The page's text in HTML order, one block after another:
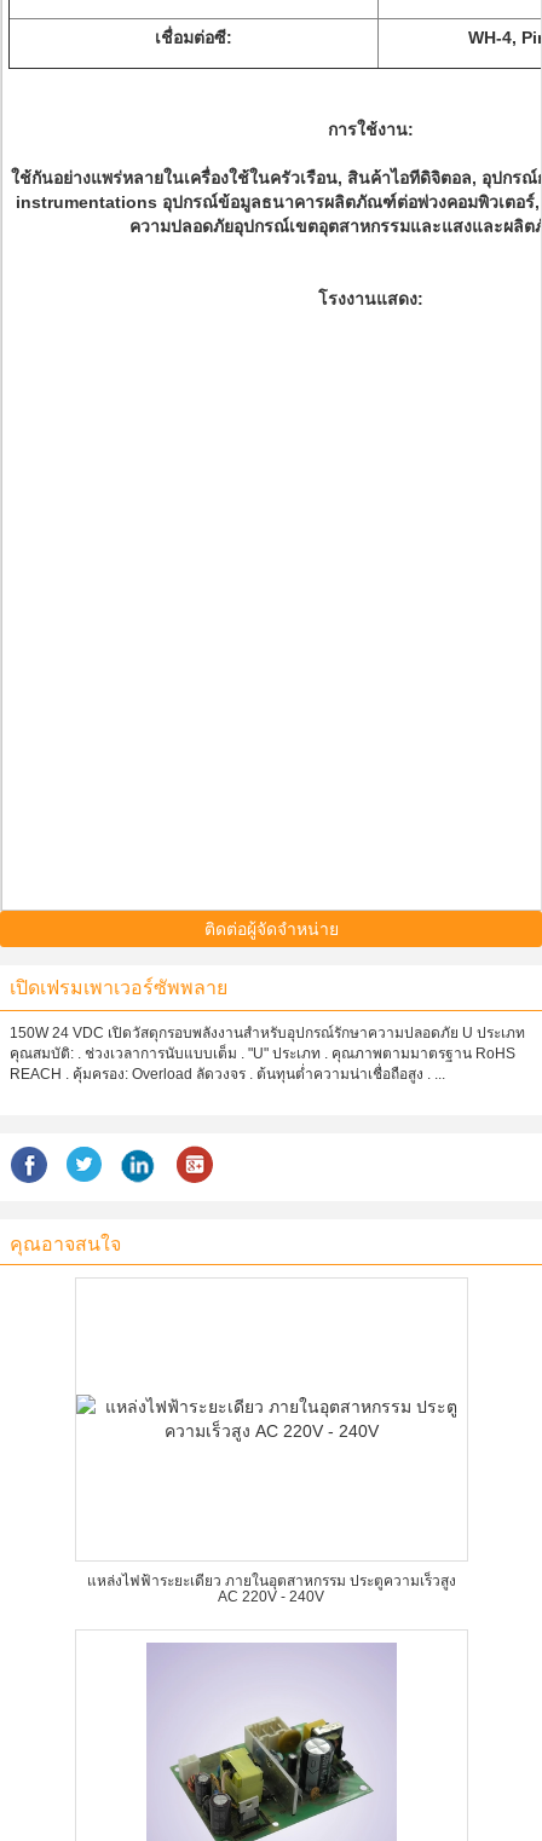
เชื่อมต่อซี: WH-4,
การใช้งาน:
ใช้กันอย่างแพร่หลายในเครื่องใช้ในครัวเรือน, สินค้าไอทีดิจิตอล, อุปกร
instrumentations อุปกรณ์ข้อมูลธนาคารผลิตภัณฑ์ต่อพ่วงคอมพิวเตอร์,
ความปลอดภัยอุปกรณ์เขตอุตสาหกรรมและแสงและผลิ
โรงงานแสดง:
ติดต่อผู้จัดจำหน่าย
เปิดเฟรมเพาเวอร์ซัพพลาย
150W 24 VDC เปิดวัสดุกรอบพลังงานสำหรับอุปกรณ์รักษาความปลอดภัย U ประเภท
คุณสมบัติ: . ช่วงเวลาการนับแบบเต็ม . "U" ประเภท . คุณภาพตามมาตรฐาน RoHS
REACH . คุ้มครอง: Overload ลัดวงจร . ต้นทุนต่ำความน่าเชื่อถือสูง . ...
คุณอาจสนใจ
แหล่งไฟฟ้าระยะเดียว ภายในอุตสาหกรรม ประตูความเร็วสูง
AC 220V - 240V